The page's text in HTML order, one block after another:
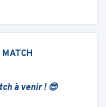
à venir ! 😎